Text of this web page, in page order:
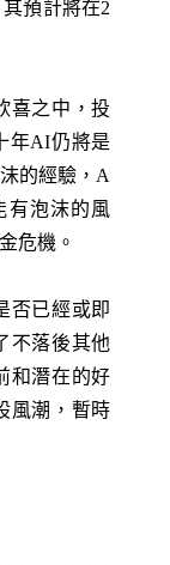
預計將在2
喜之中，投
年AI仍將是
的經驗，A
有泡沫的風
危機。
否已經或即
不落後其他
和潛在的好
風潮，暫時